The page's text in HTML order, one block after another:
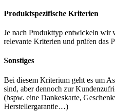
Produktspezifische Kriterien
Je nach Produkttyp entwickeln wir
relevante Kriterien und prüfen das
Sonstiges
Bei diesem Kriterium geht es um
sind, aber dennoch zur
(bspw. eine Dankeskarte,
Herstellergarantie…)